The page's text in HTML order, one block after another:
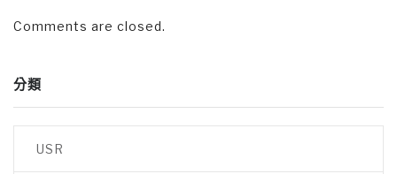
Comments are closed.
分類
USR